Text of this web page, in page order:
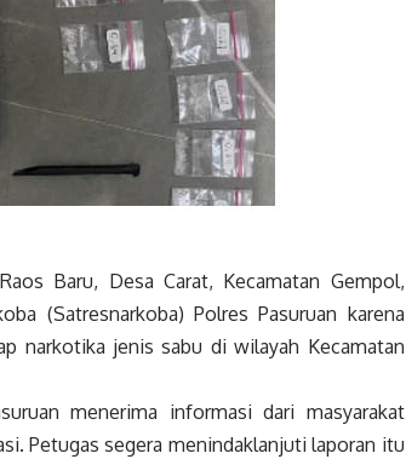
Baru, Desa Carat, Kecamatan Gempol,
(Satresnarkoba) Polres Pasuruan karena
narkotika jenis sabu di wilayah Kecamatan
menerima informasi dari masyarakat
Petugas segera menindaklanjuti laporan itu